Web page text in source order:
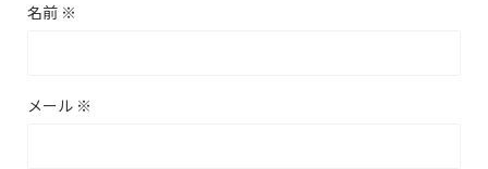
名前 ※
メール ※